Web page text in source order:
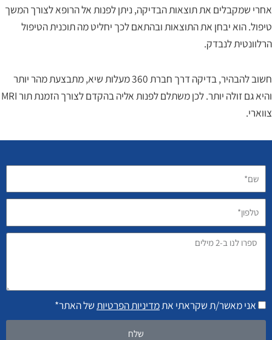
אחרי שמקבלים את תוצאות הבדיקה, ניתן לפנות אל הרופא לצורך המשך
טיפול. הוא יבחן את התוצאות ובהתאם לכך יחליט מה תוכנית הטיפול
הרלוונטית לנבדק.
חשוב להבהיר, בדיקה דרך חברת 360 מעלות שיא, מתבצעת מהר יותר
והיא גם זולה יותר. לכן משתלם לפנות אליה בהקדם לצורך הזמנת תור MRI
צווארי.
טלפון*
ספרו
מילים
אני מאשר/ת שקראתי אתמדיניות הפרטיותשל האתר*
שלח